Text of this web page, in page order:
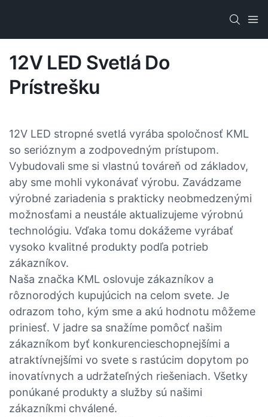
12V LED Svetlá Do
Prístrešku
12V LED stropné svetlá vyrába spoločnosť KML
so serióznym a zodpovedným prístupom.
Vybudovali sme si vlastnú továreň od základov,
aby sme mohli vykonávať výrobu. Zavádzame
výrobné zariadenia s prakticky neobmedzenými
možnosťami a neustále aktualizujeme výrobnú
technológiu. Vďaka tomu dokážeme vyrábať
vysoko kvalitné produkty podľa potrieb
zákazníkov.
Naša značka KML oslovuje zákazníkov a
rôznorodých kupujúcich na celom svete. Je
odrazom toho, kým sme a akú hodnotu môžeme
priniesť. V jadre sa snažíme pomôcť našim
zákazníkom byť konkurencieschopnejšími a
atraktívnejšími vo svete s rastúcim dopytom po
inovatívnych a udržateľných riešeniach. Všetky
ponúkané produkty a služby sú našimi
zákazníkmi chválené.